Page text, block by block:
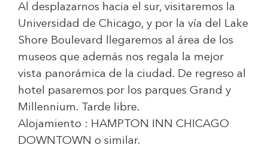
Al desplazarnos hacia el sur, visitaremos la
Universidad de Chicago, y por la vía del Lake
Shore Boulevard llegaremos al área de los
museos que además nos regala la mejor
vista panorámica de la ciudad. De regreso al
hotel pasaremos por los parques Grand y
Millennium. Tarde libre.
Alojamiento : HAMPTON INN CHICAGO
DOWNTOWN o similar.